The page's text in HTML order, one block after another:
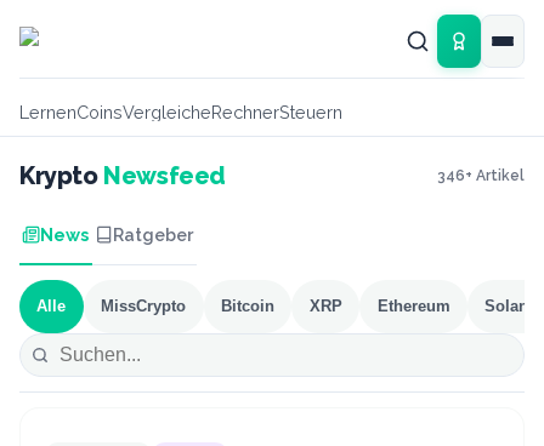
LernenCoinsVergleicheRechnerSteuern
Krypto Newsfeed 346+ Artikel
News Ratgeber
Alle MissCrypto Bitcoin XRP Ethereum Solana